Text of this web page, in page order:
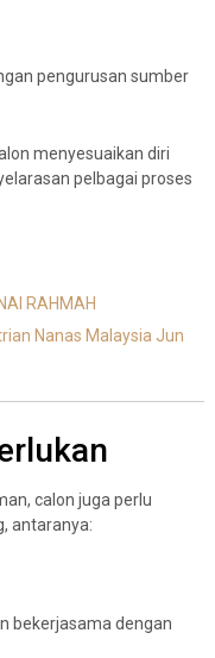
pengurusan sumber
menyesuaikan diri
pelbagai proses
RAHMAH
Nanas Malaysia Jun
calon juga perlu
antaranya:
bekerjasama dengan